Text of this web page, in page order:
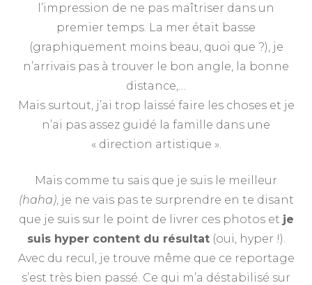
l’impression de ne pas maîtriser dans un
premier temps. La mer était basse
(graphiquement moins beau, quoi que ?), je
n’arrivais pas à trouver le bon angle, la bonne
distance,…
Mais surtout, j’ai trop laissé faire les choses et je
n’ai pas assez guidé la famille dans une
« direction artistique ».
Mais comme tu sais que je suis le meilleur
(haha), je ne vais pas te surprendre en te disant
que je suis sur le point de livrer ces photos et je
suis hyper content du résultat(oui, hyper !).
Avec du recul, je trouve même que ce reportage
s’est très bien passé. Ce qui m’a déstabilisé sur